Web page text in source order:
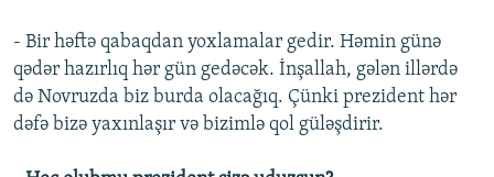
- Bir həftə qabaqdan yoxlamalar gedir. Həmin günə
qədər hazırlıq hər gün gedəcək. İnşallah, gələn illərdə
də Novruzda biz burda olacağıq. Çünki prezident hər
dəfə bizə yaxınlaşır və bizimlə qol güləşdirir.